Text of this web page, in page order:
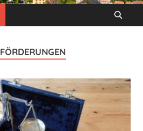
FÖRDERUNGEN